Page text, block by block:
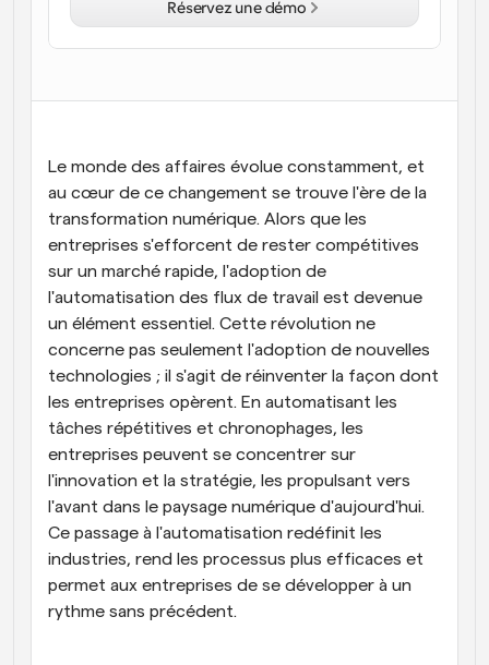
Blog
Réunions instantanées
Rencontrez des clients en quelques minutes
Liens de groupe dynamique
Réservez facilement des réunions avec plusieurs
personnes
Webhooks
Soyez informé lorsque quelque chose se passe
Le monde des affaires évolue constamment, et
au cœur de ce changement se trouve l'ère de la
transformation numérique. Alors que les
entreprises s'efforcent de rester compétitives
sur un marché rapide, l'adoption de
l'automatisation des flux de travail est devenue
un élément essentiel. Cette révolution ne
concerne pas seulement l'adoption de nouvelles
technologies ; il s'agit de réinventer la façon dont
les entreprises opèrent. En automatisant les
tâches répétitives et chronophages, les
entreprises peuvent se concentrer sur
l'innovation et la stratégie, les propulsant vers
l'avant dans le paysage numérique d'aujourd'hui.
Ce passage à l'automatisation redéfinit les
industries, rend les processus plus efficaces et
permet aux entreprises de se développer à un
rythme sans précédent.
Réservez une démo